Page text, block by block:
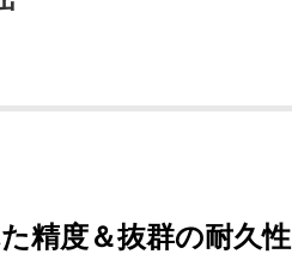
精度＆抜群の耐久性